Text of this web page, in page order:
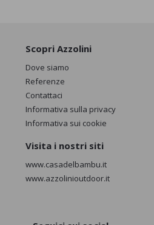
Scopri Azzolini
Dove siamo
Referenze
Contattaci
Informativa sulla privacy
Informativa sui cookie
Visita i nostri siti
www.casadelbambu.it
www.azzolinioutdoor.it